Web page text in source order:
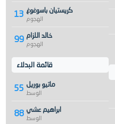
13 كريستيان باسوغوغ
الهجوم
99 خالد اللزام
الهجوم
قائمة البدلاء
55 ماتيو بوريل
الوسط
88 ابراهيم عشي
الوسط